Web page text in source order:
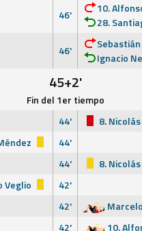
46'
10.
28.
46'
Ignacio
45+2'
Fin del 1er tiempo
44'
8.
44'
44'
8.
Veglio
42'
42'
42'
10.